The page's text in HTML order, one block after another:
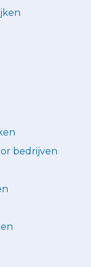
bedrijven